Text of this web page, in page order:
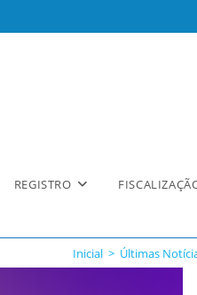
REGISTRO
Inicial > Últimas